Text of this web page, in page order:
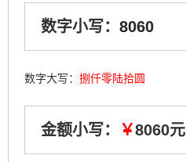
数字小写： 8060
数字大写： 捌仟零陆拾圆
金额小写： ￥8060元